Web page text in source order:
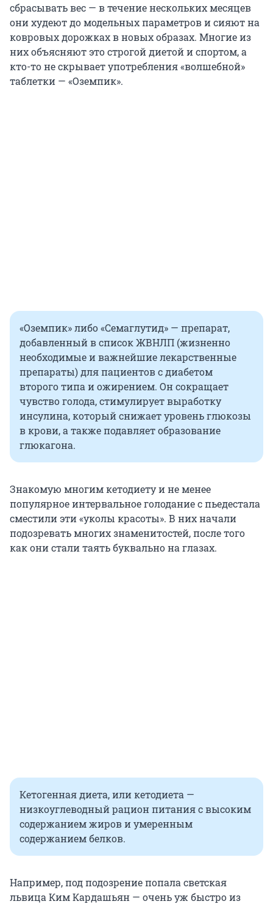
сбрасывать вес — в течение нескольких месяцев
они худеют до модельных параметров и сияют на
ковровых дорожках в новых образах. Многие из
них объясняют это строгой диетой и спортом, а
кто-то не скрывает употребления «волшебной»
таблетки — «Оземпик».
«Оземпик» либо «Семаглутид» — препарат,
добавленный в список ЖВНЛП (жизненно
необходимые и важнейшие лекарственные
препараты) для пациентов с диабетом
второго типа и ожирением. Он сокращает
чувство голода, стимулирует выработку
инсулина, который снижает уровень глюкозы
в крови, а также подавляет образование
глюкагона.
Знакомую многим кетодиету и не менее
популярное интервальное голодание с пьедестала
сместили эти «уколы красоты». В них начали
подозревать многих знаменитостей, после того
как они стали таять буквально на глазах.
Кетогенная диета, или кетодиета —
низкоуглеводный рацион питания с высоким
содержанием жиров и умеренным
содержанием белков.
Например, под подозрение попала светская
львица Ким Кардашьян — очень уж быстро из